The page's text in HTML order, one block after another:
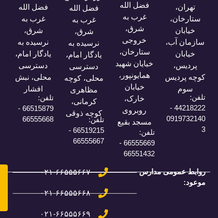
فضل الله
غرب به
شرق،
خروجی
ستارخان،
خیایان شهید
همایونپور،
خیابان
خارک،
روبروی
مسجد بقیع
تلفن:
فضل الله
غرب به
شرق،
نرسیده به
یادگار امام،
دسترسی
محلی، کوچه
مظاهری
کرمانی،
کوچه ذوقی
تلفن:
66555667
فضل الله
غرب به
شرق،
نرسیده به
یادگار امام،
دسترسی
محلی، نبش
افشار
تلفن:
66555668
مدارس ۰۲۱-۶۶۵۵۵۶۶۷
۰۲۱-۶۶۵۵۵۶۶۸
۰۲۱-۶۶۵۵۵۶۶۹
یادگیری